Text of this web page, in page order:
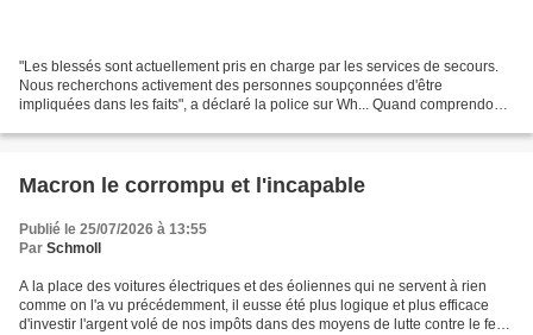
"Les blessés sont actuellement pris en charge par les services de secours.
Nous recherchons activement des personnes soupçonnées d'être
impliquées dans les faits", a déclaré la police sur Wh... Quand comprendont-
Macron le corrompu et l'incapable
Publié le 25/07/2026 à 13:55
Par Schmoll
A la place des voitures électriques et des éoliennes qui ne servent à rien
comme on l'a vu précédemment, il eusse été plus logique et plus efficace
d'investir l'argent volé de nos impôts dans des moyens de lutte contre le feu